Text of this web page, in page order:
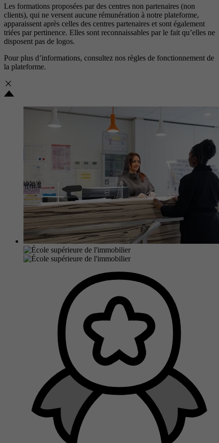
Les formations proposées par des centres non partenaires (non
clients), qui ne versent aucune rémunération à notre plateforme,
apparaissent après celles des centres partenaires et sont également
triées par pertinence. Elles sont reconnaissables par le fait qu’elles ne
disposent pas de logos.
Pour plus d’informations, consultez nos règles de fonctionnement de
la plateforme.